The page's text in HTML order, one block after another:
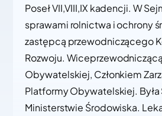
Poseł VII,VIII,IX kadencji. W
sprawami rolnictwa i ochrony
zastępcą przewodniczącego
Rozwoju.
Obywatelskiej, Członkiem
Platformy Obywatelskiej. Była
Ministerstwie Środowiska.